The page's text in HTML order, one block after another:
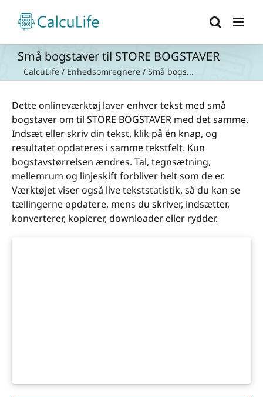
content
Små bogstaver til STORE BOGSTAVER
CalcuLife / Enhedsomregnere / Små bogs...
Dette onlineværktøj laver enhver tekst med små
bogstaver om til STORE BOGSTAVER med det samme.
Indsæt eller skriv din tekst, klik på én knap, og
resultatet opdateres i samme tekstfelt. Kun
bogstavstørrelsen ændres. Tal, tegnsætning,
mellemrum og linjeskift forbliver helt som de er.
Værktøjet viser også live tekststatistik, så du kan se
tællingerne opdatere, mens du skriver, indsætter,
konverterer, kopierer, downloader eller rydder.